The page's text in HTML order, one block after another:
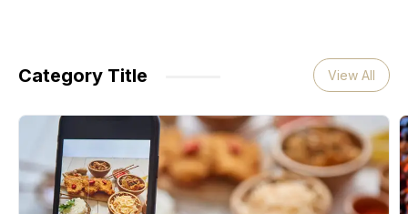
Category Title View All